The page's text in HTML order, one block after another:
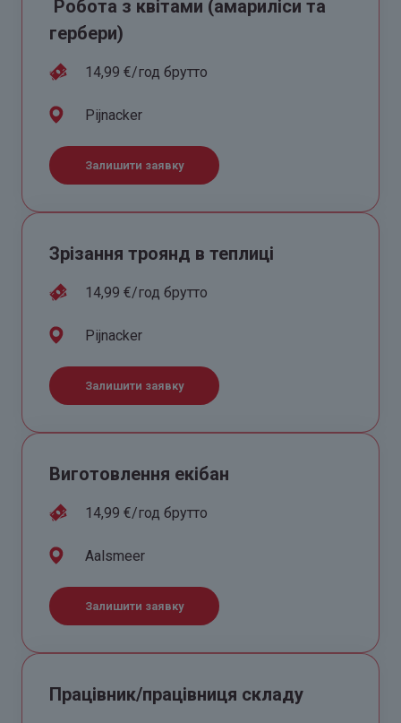
Робота з квітами (амариліси та
гербери)
14,99 €/год брутто
Pijnacker
Залишити заявку
Зрізання троянд в теплиці
14,99 €/год брутто
Pijnacker
Залишити заявку
Виготовлення екібан
14,99 €/год брутто
Aalsmeer
Залишити заявку
Працівник/працівниця складу